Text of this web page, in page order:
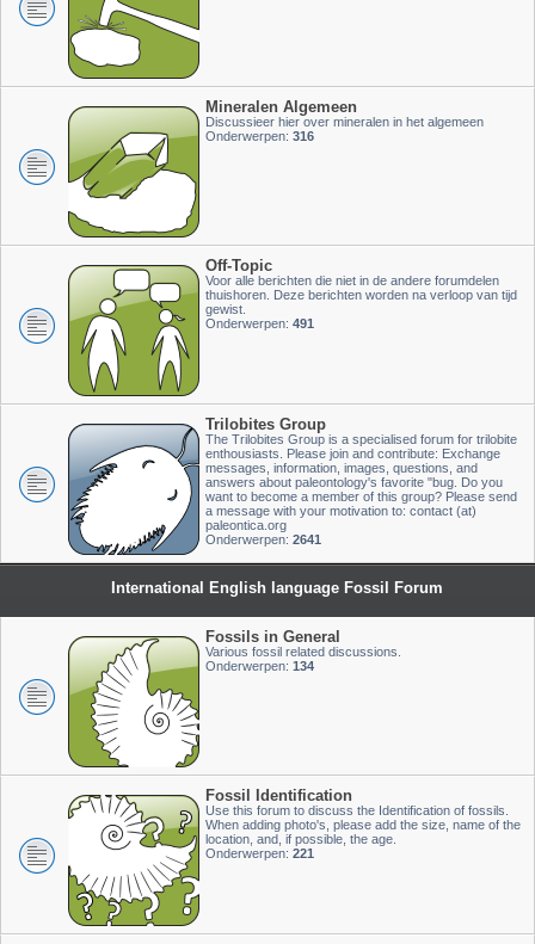
Mineralen Algemeen
Discussieer hier over mineralen in het algemeen
Onderwerpen: 316
Off-Topic
Voor alle berichten die niet in de andere forumdelen
thuishoren. Deze berichten worden na verloop van tijd
gewist.
Onderwerpen: 491
Trilobites Group
The Trilobites Group is a specialised forum for trilobite
enthousiasts. Please join and contribute: Exchange
messages, information, images, questions, and
answers about paleontology's favorite "bug. Do you
want to become a member of this group? Please send
a message with your motivation to: contact (at)
paleontica.org
Onderwerpen: 2641
International English language Fossil Forum
Fossils in General
Various fossil related discussions.
Onderwerpen: 134
Fossil Identification
Use this forum to discuss the Identification of fossils.
When adding photo's, please add the size, name of the
location, and, if possible, the age.
Onderwerpen: 221